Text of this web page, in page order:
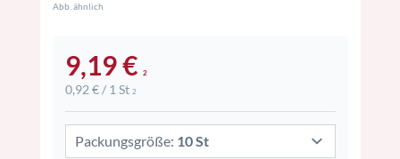
Abb. ähnlich
9,19 € 2
0,92 € / 1 St 2
Packungsgröße: 10 St